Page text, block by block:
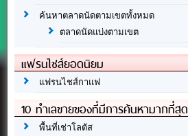
ค้นหาตลาดนัดตามเขตทั้งหมด
ตลาดนัดแบ่งตามเขต
แฟรนไชส์ยอดนิยม
แฟรนไชส์กาแฟ
10 ทำเลขายของที่มีการค้นหามากที่สุด
พื้นที่เช่าโลตัส